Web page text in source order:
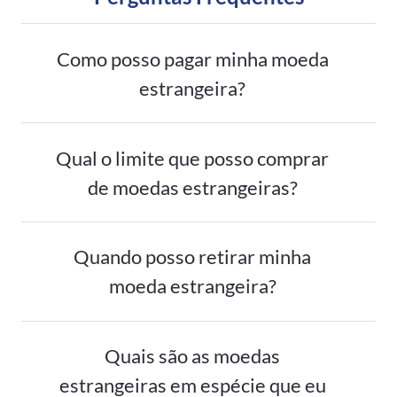
Como posso pagar minha moeda
estrangeira?
Qual o limite que posso comprar
de moedas estrangeiras?
Quando posso retirar minha
moeda estrangeira?
Quais são as moedas
estrangeiras em espécie que eu